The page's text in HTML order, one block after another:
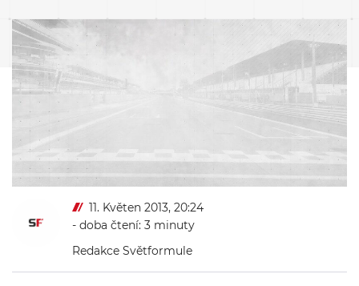
11. Květen 2013, 20:24
- doba čtení: 3 minuty
Redakce Světformule